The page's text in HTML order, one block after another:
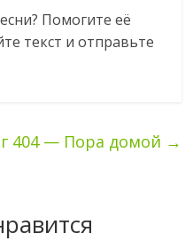
Помогите еë
текст и отправьте
404 — Пора домой →